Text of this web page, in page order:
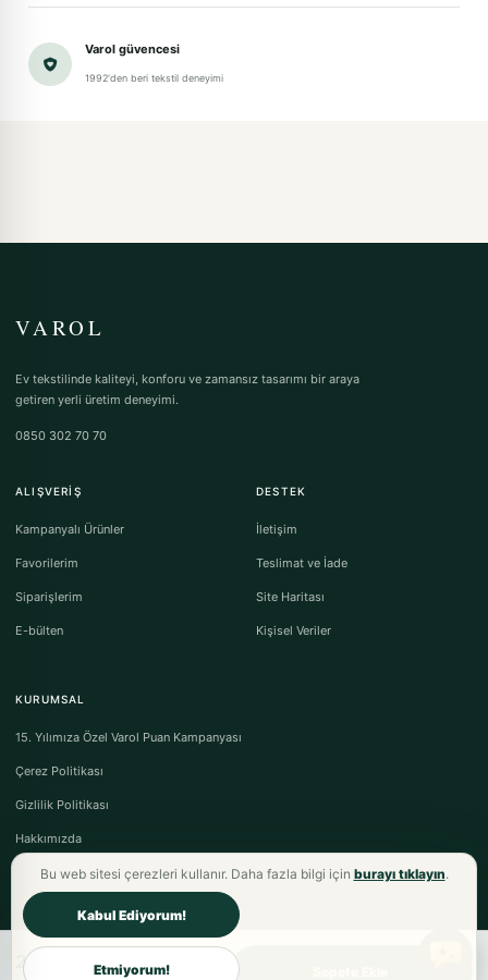
Varol güvencesi
1992'den beri tekstil deneyimi
2.997,00TL
VAROL
Ev tekstilinde kaliteyi, konforu ve zamansız tasarımı bir araya
getiren yerli üretim deneyimi.
0850 302 70 70
ALIŞVERIŞ
Kampanyalı Ürünler
Favorilerim
Siparişlerim
E-bülten
DESTEK
İletişim
Teslimat ve İade
Site Haritası
Kişisel Veriler
KURUMSAL
15. Yılımıza Özel Varol Puan Kampanyası
Çerez Politikası
Gizlilik Politikası
Hakkımızda
Varol Tekstil Ev Tekstili © 2026 - Tüm Hakları Saklıdır.
Mesafeli Satış Sözleşmesi·Ön Bilgilendirme Formu
Bu web sitesi çerezleri kullanır. Daha fazla bilgi için burayı tıklayın.
Kabul Ediyorum!
Etmiyorum!